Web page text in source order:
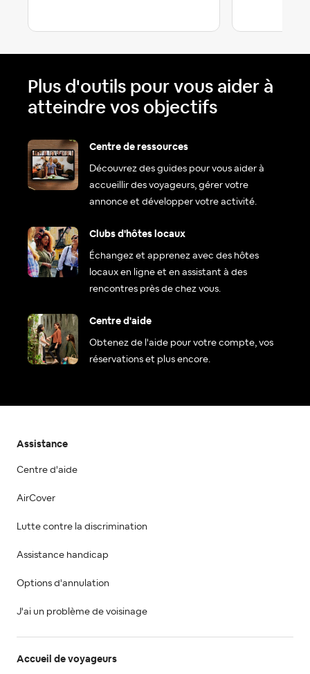
Plus d'outils pour vous aider à
atteindre vos objectifs
Centre de ressources
Découvrez des guides pour vous aider à
accueillir des voyageurs, gérer votre
annonce et développer votre activité.
Clubs d'hôtes locaux
Échangez et apprenez avec des hôtes
locaux en ligne et en assistant à des
rencontres près de chez vous.
Centre d'aide
Obtenez de l'aide pour votre compte, vos
réservations et plus encore.
Assistance
Centre d'aide
AirCover
Lutte contre la discrimination
Assistance handicap
Options d'annulation
J'ai un problème de voisinage
Accueil de voyageurs